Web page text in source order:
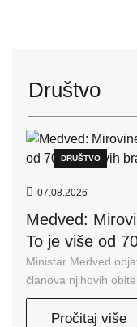
Društvo
DRUŠTVO
07.08.2026
Medved:
To je više od
Ministar Medved
članova njihovih
Pročitaj više